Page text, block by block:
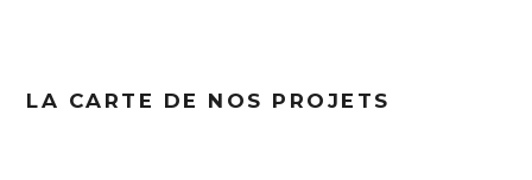
LA CARTE DE NOS PROJETS